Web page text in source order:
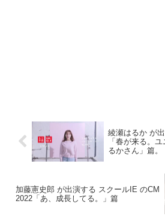
綾瀬はるか が
「春が来る。
るかさん」篇。
加藤憲史郎 が出演する スクールIE のCM
2022「あ、成長してる。」篇